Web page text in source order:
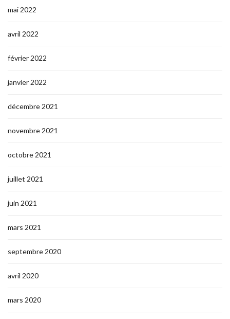
mai 2022
avril 2022
février 2022
janvier 2022
décembre 2021
novembre 2021
octobre 2021
juillet 2021
juin 2021
mars 2021
septembre 2020
avril 2020
mars 2020